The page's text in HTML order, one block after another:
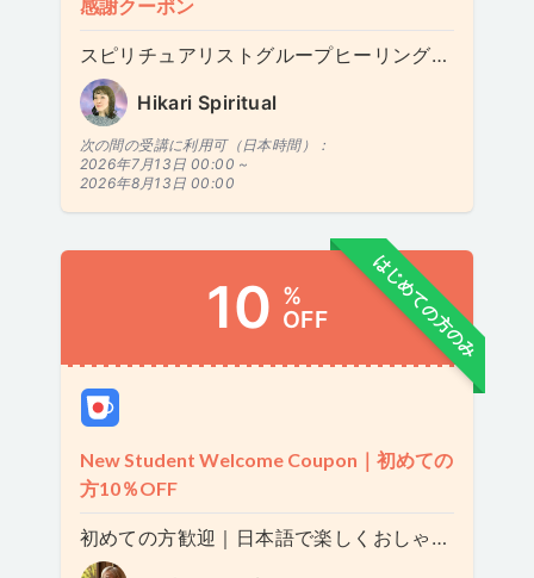
感謝クーポン
スピリチュアリストグループヒーリングとスピリチュアリストヒーリングサービス
Hikari Spiritual
次の間の受講に利用可（日本時間）：
2026年7月13日 00:00 ~
2026年8月13日 00:00
はじめての方のみ
10 %
OFF
New Student Welcome Coupon｜初めての
方10％OFF
初めての方歓迎｜日本語で楽しくおしゃべり 20分